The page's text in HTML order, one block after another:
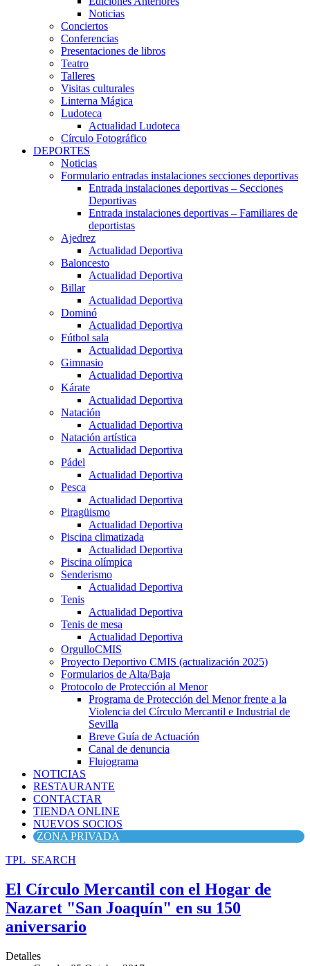
Noticias
Conciertos
Conferencias
Presentaciones de libros
Teatro
Talleres
Visitas culturales
Linterna Mágica
Ludoteca
Actualidad Ludoteca
Círculo Fotográfico
DEPORTES
Noticias
Formulario entradas instalaciones secciones deportivas
Entrada instalaciones deportivas – Secciones
Deportivas
Entrada instalaciones deportivas – Familiares de
deportistas
Ajedrez
Actualidad Deportiva
Baloncesto
Actualidad Deportiva
Billar
Actualidad Deportiva
Dominó
Actualidad Deportiva
Fútbol sala
Actualidad Deportiva
Gimnasio
Actualidad Deportiva
Kárate
Actualidad Deportiva
Natación
Actualidad Deportiva
Natación artística
Actualidad Deportiva
Pádel
Actualidad Deportiva
Pesca
Actualidad Deportiva
Piragüismo
Actualidad Deportiva
Piscina climatizada
Actualidad Deportiva
Piscina olímpica
Senderismo
Actualidad Deportiva
Tenis
Actualidad Deportiva
Tenis de mesa
Actualidad Deportiva
OrgulloCMIS
Proyecto Deportivo CMIS (actualización 2025)
Formularios de Alta/Baja
Protocolo de Protección al Menor
Programa de Protección del Menor frente a la
Violencia del Círculo Mercantil e Industrial de
Sevilla
Breve Guía de Actuación
Canal de denuncia
Flujograma
NOTICIAS
RESTAURANTE
CONTACTAR
TIENDA ONLINE
NUEVOS SOCIOS
ZONA PRIVADA
TPL_SEARCH
El Círculo Mercantil con el Hogar de
Nazaret "San Joaquín" en su 150
aniversario
Detalles